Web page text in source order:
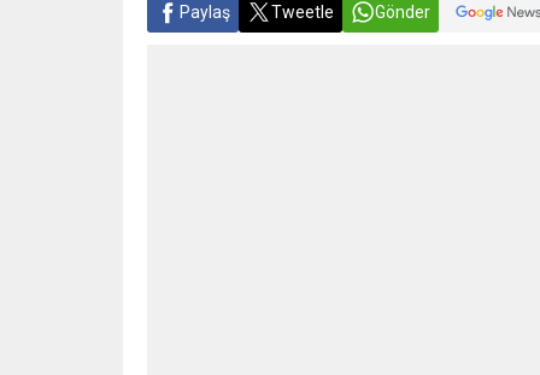
Paylaş Tweetle Gönder